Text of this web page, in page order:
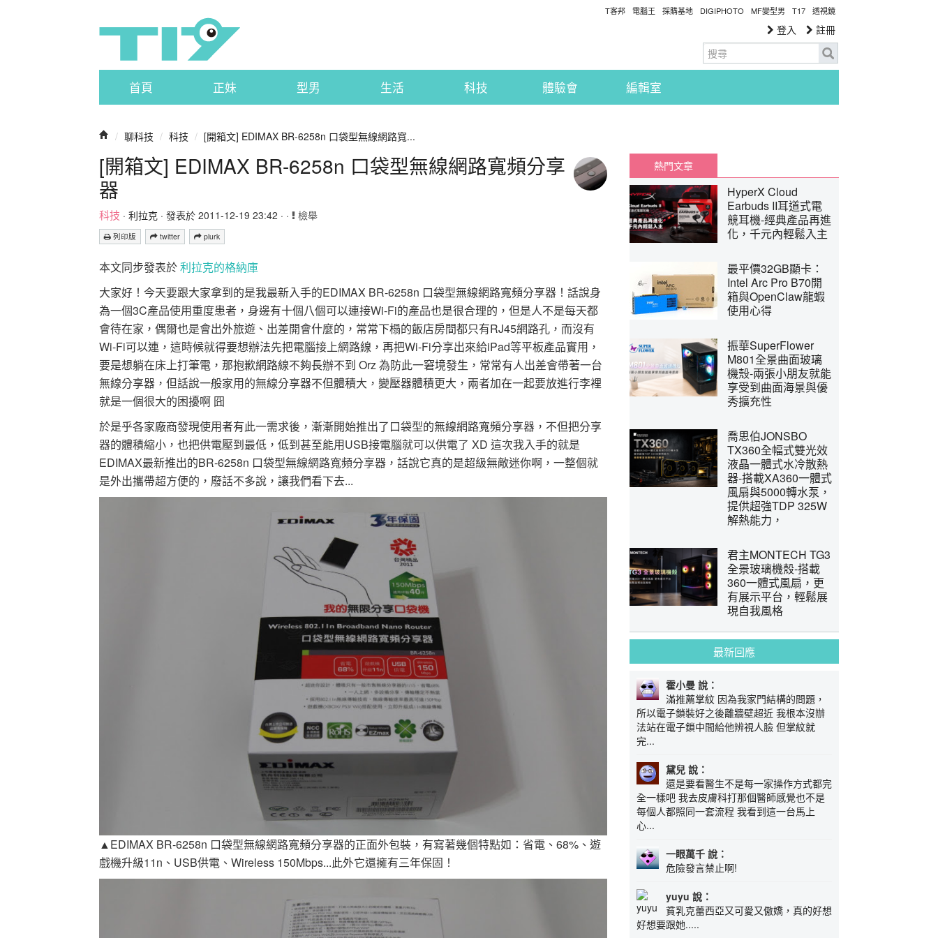
T客邦 電腦王 採購基地 DIGIPHOTO MF變型男 T17 透視鏡
登入 註冊
首頁 正妹 型男 生活 科技 體驗會 編輯室
/ 聊科技 / 科技 / [開箱文] EDIMAX BR-6258n 口袋型無線網路寬...
[開箱文] EDIMAX BR-6258n 口袋型無線網路寬頻分享
器
科技 · 利拉克 · 發表於 2011-12-19 23:42 · · 檢舉
列印版 twitter plurk
本文同步發表於利拉克的格納庫
大家好！今天要跟大家拿到的是我最新入手的EDIMAX BR-6258n 口袋型無線網路寬頻分享器！話說身
為一個3C產品使用重度患者，身邊有十個八個可以連接Wi-Fi的產品也是很合理的，但是人不是每天都
會待在家，偶爾也是會出外旅遊、出差開會什麼的，常常下榻的飯店房間都只有RJ45網路孔，而沒有
Wi-Fi可以連，這時候就得要想辦法先把電腦接上網路線，再把Wi-Fi分享出來給iPad等平板產品實用，
要是想躺在床上打筆電，那抱歉網路線不夠長辦不到 Orz 為防此一窘境發生，常常有人出差會帶著一台
無線分享器，但話說一般家用的無線分享器不但體積大，變壓器體積更大，兩者加在一起要放進行李裡
就是一個很大的困擾啊 囧
於是乎各家廠商發現使用者有此一需求後，漸漸開始推出了口袋型的無線網路寬頻分享器，不但把分享
器的體積縮小，也把供電壓到最低，低到甚至能用USB接電腦就可以供電了 XD 這次我入手的就是
EDIMAX最新推出的BR-6258n 口袋型無線網路寬頻分享器，話說它真的是超級無敵迷你啊，一整個就
是外出攜帶超方便的，廢話不多說，讓我們看下去...
▲EDIMAX BR-6258n 口袋型無線網路寬頻分享器的正面外包裝，有寫著幾個特點如：省電、68%、遊
戲機升級11n、USB供電、Wireless 150Mbps...此外它還擁有三年保固！
熱門文章
HyperX Cloud
Earbuds II耳道式電
競耳機-經典產品再進
化，千元內輕鬆入主
最平價32GB顯卡：
Intel Arc Pro B70開
箱與OpenClaw龍蝦
使用心得
振華SuperFlower
M801全景曲面玻璃
機殼-兩張小朋友就能
享受到曲面海景與優
秀擴充性
喬思伯JONSBO
TX360全幅式雙光效
液晶一體式水冷散熱
器-搭載XA360一體式
風扇與5000轉水泵，
提供超強TDP 325W
解熱能力，
君主MONTECH TG3
全景玻璃機殼-搭載
360一體式風扇，更
有展示平台，輕鬆展
現自我風格
最新回應
霍小曼 說：
滿推薦掌紋 因為我家門結構的問題，
所以電子鎖裝好之後離牆壁超近 我根本沒辦
法站在電子鎖中間給他辨視人臉 但掌紋就
完...
黛兒 說：
還是要看醫生不是每一家操作方式都完
全一樣吧 我去皮膚科打那個醫師感覺也不是
每個人都照同一套流程 我看到這一台馬上
心...
一眼萬千 說：
危險發言禁止啊!
yuyu 說：
貧乳克蕾西亞又可愛又傲嬌，真的好想
好想要跟她.....